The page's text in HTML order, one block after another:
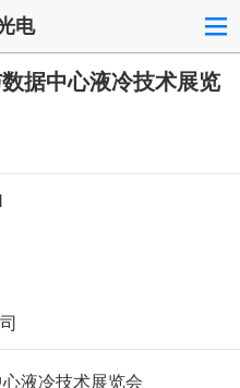
电
据中心液冷技术展览
液冷技术展览会